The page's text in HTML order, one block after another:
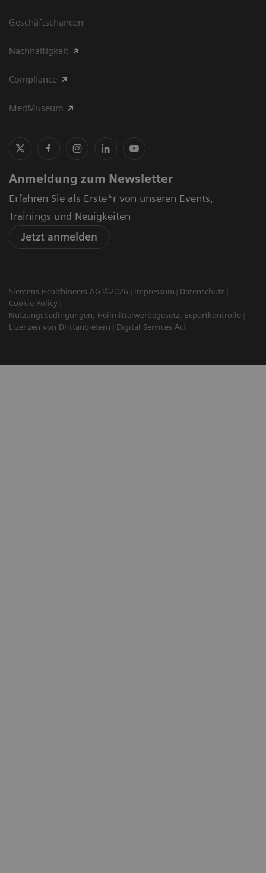
Geschäftschancen
Nachhaltigkeit
Compliance
MedMuseum
Anmeldung zum Newsletter
Erfahren Sie als Erste*r von unseren Events,
Trainings und Neuigkeiten
Jetzt anmelden
Siemens Healthineers AG ©2026 Impressum
Datenschutz
Cookie Policy
Nutzungsbedingungen, Heilmittelwerbegesetz, Exportkontrolle
Lizenzen von Drittanbietern
Digital Services Act